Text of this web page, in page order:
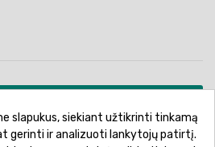
slapukus, siekiant užtikrinti tinkamą
gerinti ir analizuoti lankytojų patirtį.